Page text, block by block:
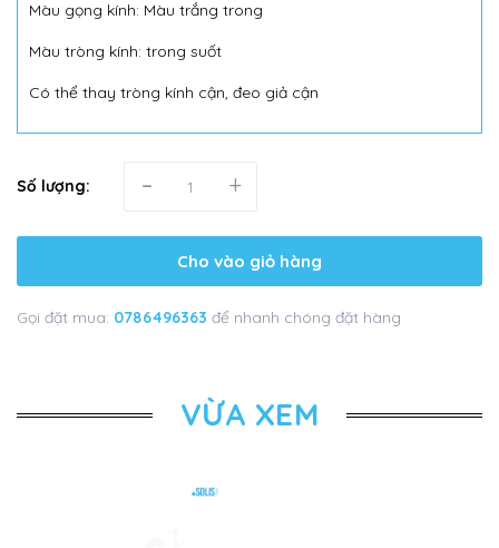
Màu gọng kính: Màu trắng trong
Màu tròng kính: trong suốt
Có thể thay tròng kính cận, đeo giả cận
Số lượng: - +
Cho vào giỏ hàng
Gọi đặt mua: 0786496363 để nhanh chóng đặt hàng
VỪA XEM